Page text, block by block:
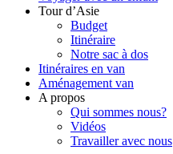
Tour d’Asie
Budget
Itinéraire
Notre sac à dos
Itinéraires en van
Aménagement van
A propos
Qui sommes nous?
Vidéos
Travailler avec nous